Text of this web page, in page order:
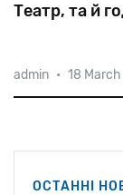
Театр, та й
admin • 18
ОСТАННІ